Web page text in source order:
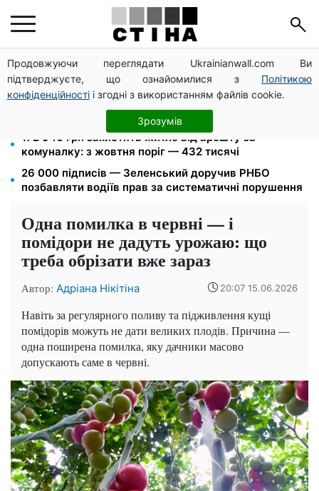
Продовжуючи переглядати Ukrainianwall.com Ви
підтверджуєте, що ознайомилися з Політикою
конфіденційності і згодні з використанням файлів cookie.
Зрозумів
Дефіцит товарів у Фора: рф знищила склади із
запасами продукції
120 000 грн на авто: компенсацію для ветеранів
хочуть поширити на III групу інвалідності
172 940 грн захистять житло від арешту за
комуналку: з жовтня поріг — 432 тисячі
26 000 підписів — Зеленський доручив РНБО
позбавляти водіїв прав за систематичні порушення
Одна помилка в червні — і
помідори не дадуть урожаю: що
треба обрізати вже зараз
Автор: Адріана Нікітіна 20:07 15.06.2026
Навіть за регулярного поливу та підживлення кущі
помідорів можуть не дати великих плодів. Причина —
одна поширена помилка, яку дачники масово
допускають саме в червні.